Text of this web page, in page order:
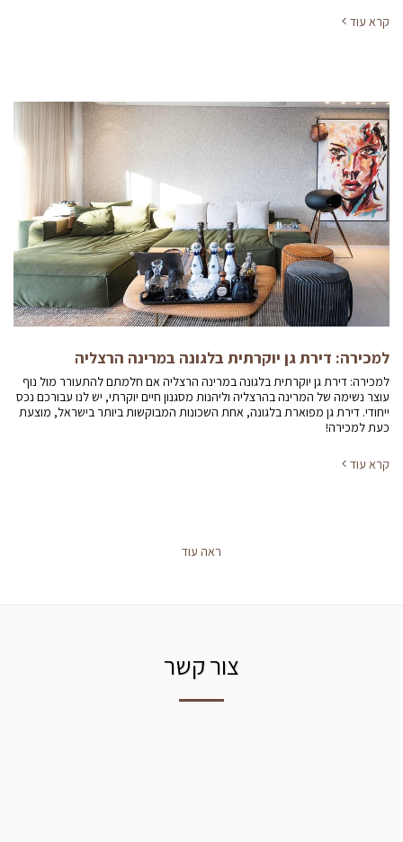
קרא עוד
למכירה: דירת גן יוקרתית בלגונה במרינה הרצליה
למכירה: דירת גן יוקרתית בלגונה במרינה הרצליה אם חלמתם להתעורר מול נוף
עוצר נשימה של המרינה בהרצליה וליהנות מסגנון חיים יוקרתי, יש לנו עבורכם נכס
ייחודי. דירת גן מפוארת בלגונה, אחת השכונות המבוקשות ביותר בישראל, מוצעת
כעת למכירה!
קרא עוד
ראה עוד
צור קשר